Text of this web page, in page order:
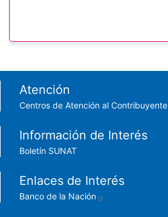
Footer menu
Atención
Centros de Atención al Contribuyente
Información de Interés
Boletín SUNAT
Enlaces de Interés
Banco de la Nación